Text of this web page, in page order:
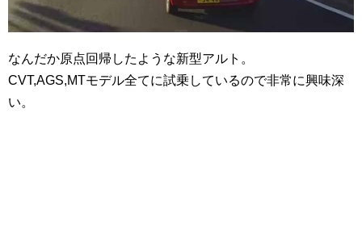
なんだか原点回帰したような新型アルト。
CVT,AGS,MTモデル全てに試乗しているので非常に興味深
い。